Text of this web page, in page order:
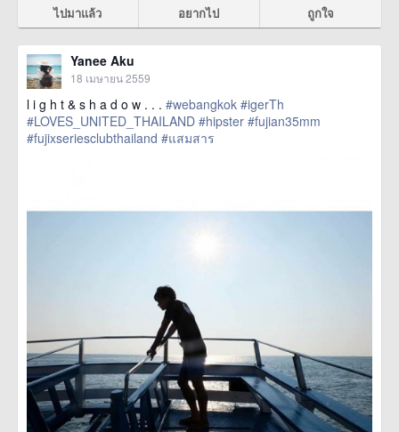
ไปมาแล้ว อยากไป ถูกใจ
Yanee Aku
18 เมษายน 2559
l i g h t & s h a d o w . . . #webangkok #igerTh
#LOVES_UNITED_THAILAND #hipster #fujian35mm
#fujixseriesclubthailand #แสมสาร